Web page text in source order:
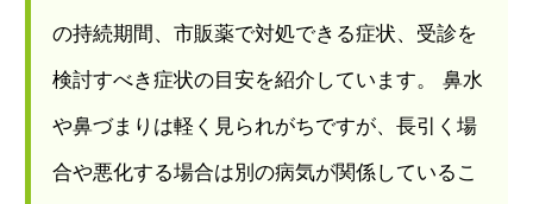
の持続期間、市販薬で対処できる症状、受診を
検討すべき症状の目安を紹介しています。 鼻水
や鼻づまりは軽く見られがちですが、長引く場
合や悪化する場合は別の病気が関係しているこ